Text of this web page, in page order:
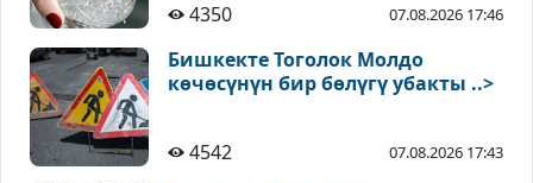
4350 07.08.2026 17:46
Бишкекте Тоголок Молдо
көчөсүнүн бир бөлүгү убакты ..>
4542 07.08.2026 17:43